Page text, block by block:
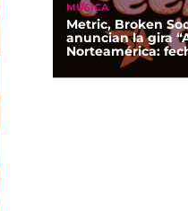
MÚSICA
Metric, Broken
anuncian la gira
Norteamérica: